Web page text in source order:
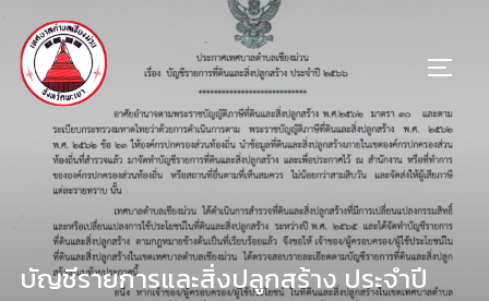
บัญชีรายการและสิ่งปลูกสร้าง ประจำปี